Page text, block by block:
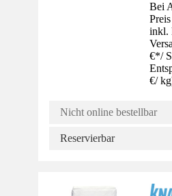
Bei
inkl.
€*/
€/ kg
Nicht online bestellbar
Reservierbar